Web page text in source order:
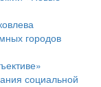
городов
социальной